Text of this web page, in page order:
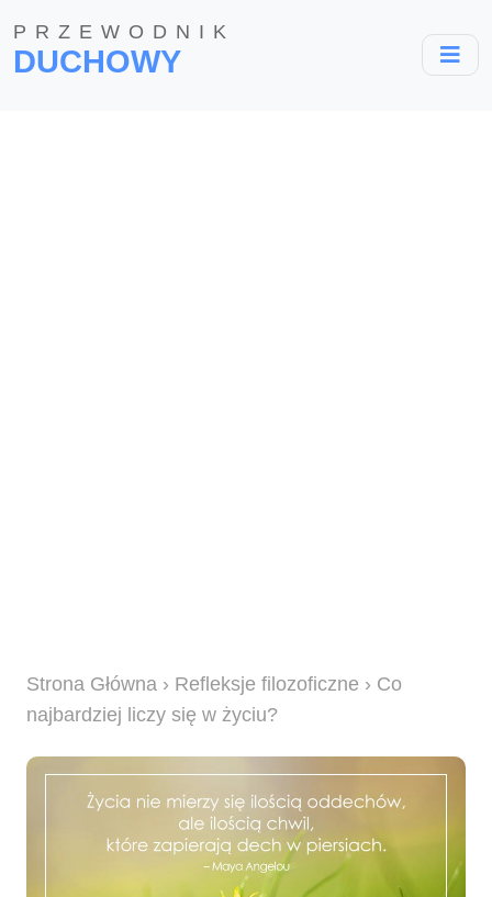
PRZEWODNIK
DUCHOWY
Strona Główna › Refleksje filozoficzne › Co
najbardziej liczy się w życiu?